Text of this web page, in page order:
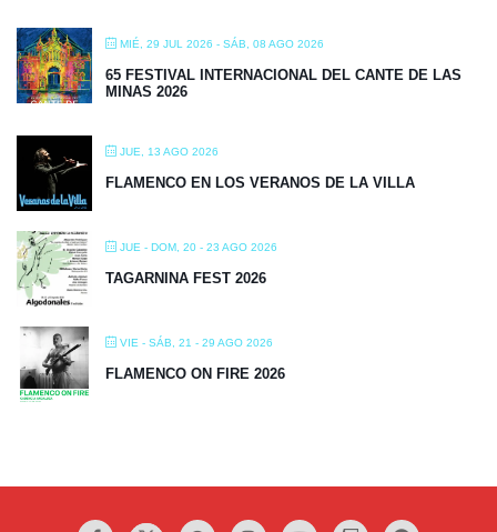
MIÉ, 29 JUL 2026 - SÁB, 08 AGO 2026
65 FESTIVAL INTERNACIONAL DEL CANTE DE LAS
MINAS 2026
JUE, 13 AGO 2026
FLAMENCO EN LOS VERANOS DE LA VILLA
JUE - DOM, 20 - 23 AGO 2026
TAGARNINA FEST 2026
VIE - SÁB, 21 - 29 AGO 2026
FLAMENCO ON FIRE 2026